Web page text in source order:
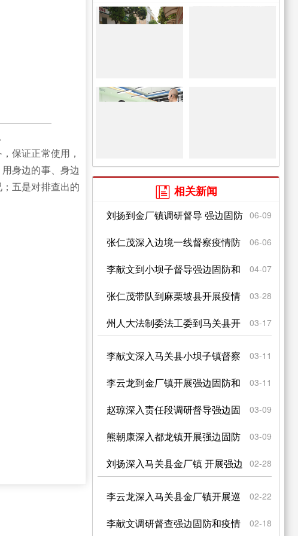
保证正常使用，
身边的事、身边
五是对排查出的
 相关新闻
刘扬到金厂镇调研督导 强边固防
和疫情防控工作
06-09
张仁茂深入边境一线督察疫情防
控工作
06-06
李献文到小坝子督导强边固防和
疫情防控工作
04-07
张仁茂带队到麻栗坡县开展疫情
防控督查
03-28
州人大法制委法工委到马关县开
展 强边固防和疫情防...
03-17
李献文深入马关县小坝子镇督察
强边固防和疫情防控工作
03-11
李云龙到金厂镇开展强边固防和
疫情防控专项督察
03-11
赵琼深入责任段调研督导强边固
防工作
03-09
熊朝康深入都龙镇开展强边固防
和疫情防控督导
03-09
刘扬深入马关县金厂镇 开展强边
固防和疫情防控督察
02-28
李云龙深入马关县金厂镇开展巡
边督察
02-22
李献文调研督查强边固防和疫情 02-18